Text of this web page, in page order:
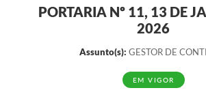
PORTARIA Nº 11, 13 DE
2026
Assunto(s): GESTOR DE
EM VIGOR